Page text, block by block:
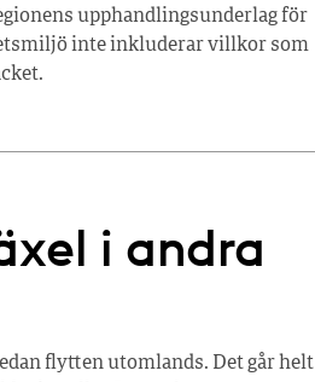
upphandlingsunderlag för
inte inkluderar villkor som
i andra
flytten utomlands. Det går helt